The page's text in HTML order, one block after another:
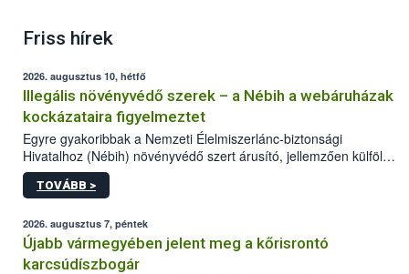
Friss hírek
2026. augusztus 10, hétfő
Illegális növényvédő szerek – a Nébih a webáruházak
kockázataira figyelmeztet
Egyre gyakoribbak a Nemzeti Élelmiszerlánc-biztonsági
Hivatalhoz (Nébih) növényvédő szert árusító, jellemzően külföldi
honlapok kapcsán érkező bejelentések. Emellett az ilyen
termékeket kínáló kéretlen online reklámok mennyisége is
összegyűjtötte az illegális növényvédő szerek kapcsán
előforduló árulkodó jeleket, valamint a webáruházakból való
vásárlás kockázatait.
TOVÁBB >
2026. augusztus 7, péntek
Újabb vármegyében jelent meg a kőrisrontó
karcsúdíszbogár